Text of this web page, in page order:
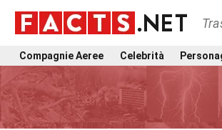
Compagnie Aeree Celebrità